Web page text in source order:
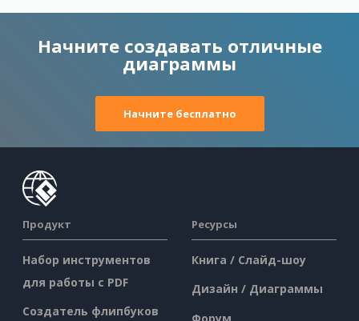
Начните создавать отличные
диаграммы
Начните бесплатно
Продукт
Набор инструментов
для работы с PDF
Создатель флипбуков
Ресурсы
Книга / Слайд-шоу
Дизайн / Диаграммы
Форум